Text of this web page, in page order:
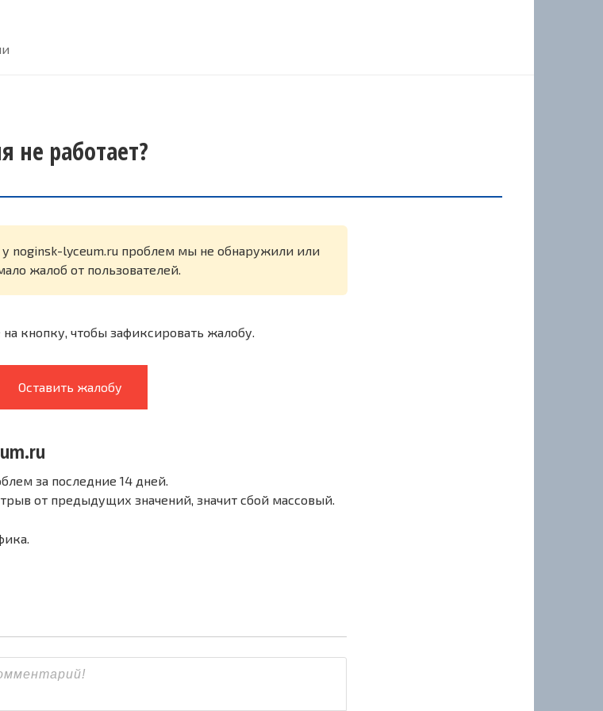
не работает?
у noginsk-lyceum.ru проблем мы не обнаружили или
жалоб от пользователей.
кнопку, чтобы зафиксировать жалобу.
Оставить жалобу
за последние 14 дней.
от предыдущих значений, значит сбой массовый.